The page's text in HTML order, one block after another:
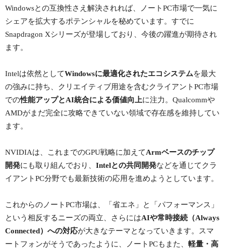
Windowsとの互換性さえ解決されれば、ノートPC市場で一気に
シェアを拡大するポテンシャルを秘めています。すでに
Snapdragon Xシリーズが登場しており、今後の躍進が期待され
ます。
Intelは依然としてWindowsに最適化されたエコシステムを最大
の強みに持ち、クリエイティブ用途を含むクライアントPC市場
での性能アップとAI統合による価値向上に注力。Qualcommや
AMDがまだ完全に攻略できていない領域で存在感を維持してい
ます。
NVIDIAは、これまでのGPU戦略に加えてArmベースのチップ
開発にも取り組んでおり、 Intelとの共同開発などを通じてクラ
イアントPC分野でも最新技術の応用を進めようとしています。
これからのノートPC市場は、「省エネ」と「パフォーマンス」
という相反するニーズの両立、さらにはAIや常時接続（Always
Connected）への対応が大きなテーマとなっていきます。スマ
ートフォンがそうであったように、ノートPCもまた、 軽量・高